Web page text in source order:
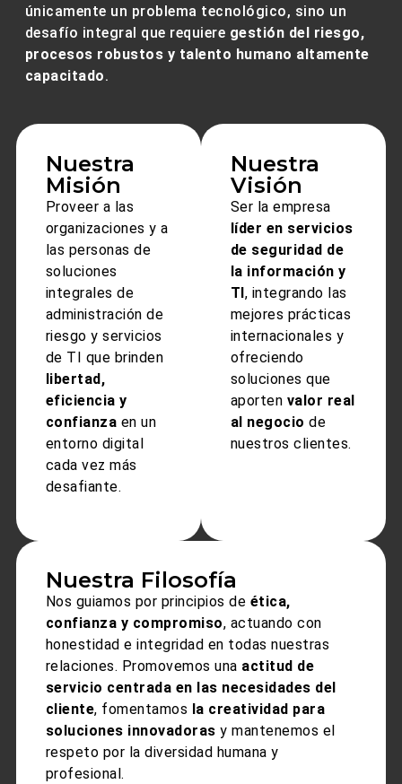
únicamente un problema tecnológico, sino un
desafío integral que requiere gestión del riesgo,
procesos robustos y talento humano altamente
capacitado.
Nuestra
Misión
Proveer a las
organizaciones y a
las personas de
soluciones
integrales de
administración de
riesgo y servicios
de TI que brinden
libertad,
eficiencia y
confianza en un
entorno digital
cada vez más
desafiante.
Nuestra
Visión
Ser la empresa
líder en servicios
de seguridad de
la información y
TI , integrando las
mejores prácticas
internacionales y
ofreciendo
soluciones que
aporten valor real
al negocio de
nuestros clientes.
Nuestra Filosofía
Nos guiamos por principios de ética,
confianza y compromiso, actuando con
honestidad e integridad en todas nuestras
relaciones. Promovemos una actitud de
servicio centrada en las necesidades del
cliente, fomentamos la creatividad para
soluciones innovadoras y mantenemos el
respeto por la diversidad humana y
profesional.